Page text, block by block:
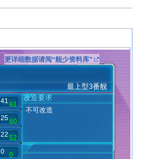
更详细数据请阅“舰少资料库”
最上型3番舰
4161
2560
2252
0 0
改造要求
不可改造